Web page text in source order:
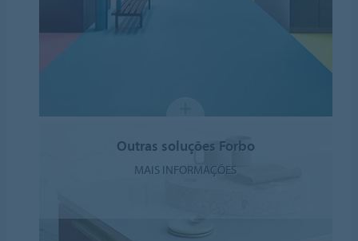
Outras soluções Forbo
MAIS INFORMAÇÕES